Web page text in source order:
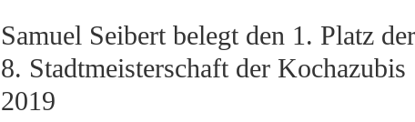
Samuel Seibert belegt den 1. Platz der
8. Stadtmeisterschaft der Kochazubis
2019